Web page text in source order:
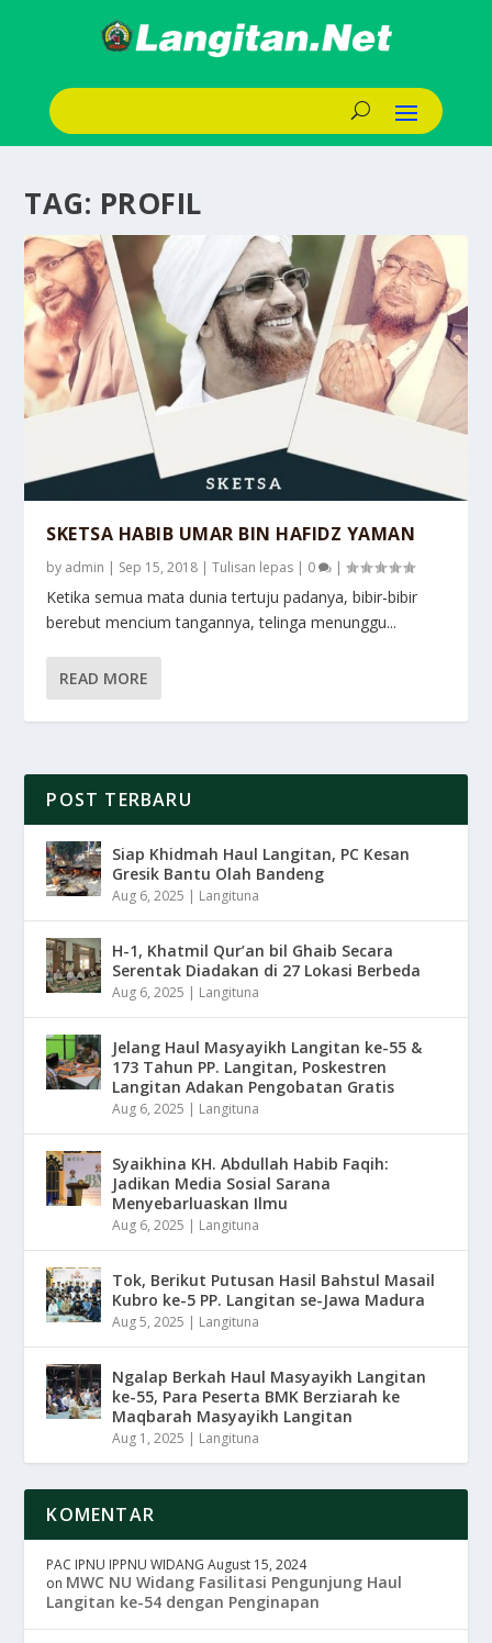
TAG: PROFIL
SKETSA HABIB UMAR BIN HAFIDZ YAMAN
by admin | Sep 15, 2018 |Tulisan lepas | 0 |
Ketika semua mata dunia tertuju padanya, bibir-bibir
berebut mencium tangannya, telinga menunggu...
READ MORE
POST TERBARU
Siap Khidmah Haul Langitan, PC Kesan
Gresik Bantu Olah Bandeng
Aug 6, 2025 | Langituna
H-1, Khatmil Qur’an bil Ghaib Secara
Serentak Diadakan di 27 Lokasi Berbeda
Aug 6, 2025 | Langituna
Jelang Haul Masyayikh Langitan ke-55 &
173 Tahun PP. Langitan, Poskestren
Langitan Adakan Pengobatan Gratis
Aug 6, 2025 | Langituna
Syaikhina KH. Abdullah Habib Faqih:
Jadikan Media Sosial Sarana
Menyebarluaskan Ilmu
Aug 6, 2025 | Langituna
Tok, Berikut Putusan Hasil Bahstul Masail
Kubro ke-5 PP. Langitan se-Jawa Madura
Aug 5, 2025 | Langituna
Ngalap Berkah Haul Masyayikh Langitan
ke-55, Para Peserta BMK Berziarah ke
Maqbarah Masyayikh Langitan
Aug 1, 2025 | Langituna
KOMENTAR
PAC IPNU IPPNU WIDANG August 15, 2024
on MWC NU Widang Fasilitasi Pengunjung Haul
Langitan ke-54 dengan Penginapan